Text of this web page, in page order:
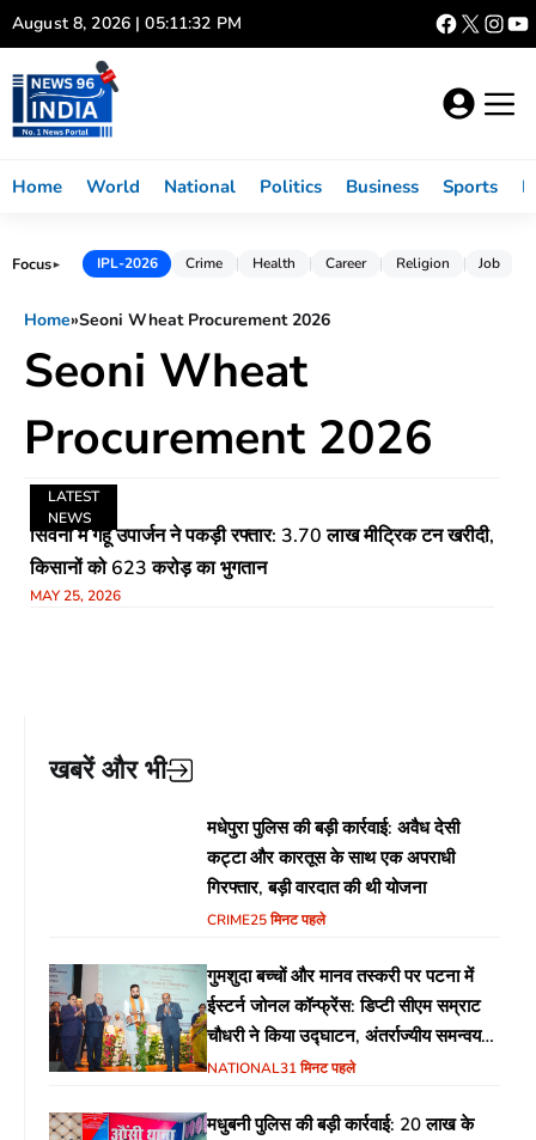
Skip
to
content
August 8, 2026 | 05:11:32 PM
Home World National Politics Business Sports
Focus► IPL-2026 Crime Health Career Religion Job
Home»Seoni Wheat Procurement 2026
Seoni Wheat
Procurement 2026
LATEST
NEWS
सिवनी में गेहूं उपार्जन ने पकड़ी रफ्तार: 3.70 लाख मीट्रिक टन खरीदी,
किसानों को 623 करोड़ का भुगतान
MAY 25, 2026
खबरें और भी
मधेपुरा पुलिस की बड़ी कार्रवाई: अवैध देसी
कट्टा और कारतूस के साथ एक अपराधी
गिरफ्तार, बड़ी वारदात की थी योजना
CRIME25 मिनट पहले
गुमशुदा बच्चों और मानव तस्करी पर पटना में
ईस्टर्न जोनल कॉन्फ्रेंस: डिप्टी सीएम सम्राट
चौधरी ने किया उद्घाटन, अंतर्राज्यीय समन्वय
पर जोर
NATIONAL31 मिनट पहले
मधुबनी पुलिस की बड़ी कार्रवाई: 20 लाख के